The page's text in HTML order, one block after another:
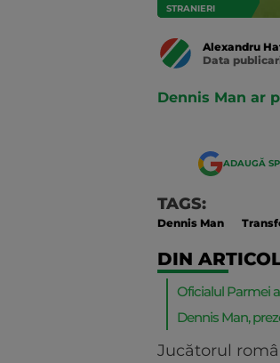
STRANIERI
Alexandru
Data
Dennis Man ar
ADAUGĂ
TAGS:
Dennis Man
DIN
Oficialul Parmei
Dennis Man,
Jucătorul